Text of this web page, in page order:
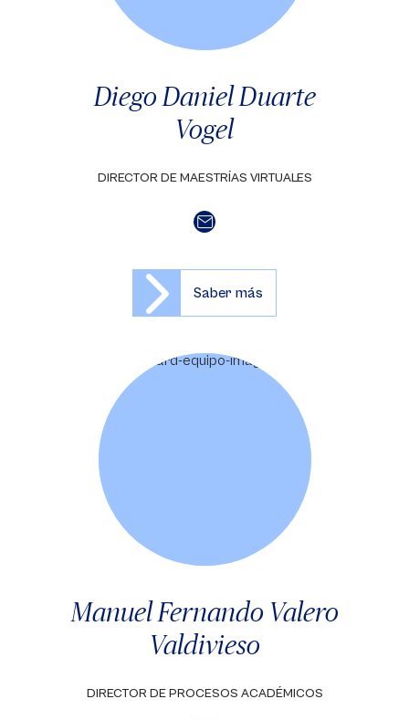
Diego Daniel Duarte
Vogel
DIRECTOR DE MAESTRÍAS VIRTUALES
Saber más
Manuel Fernando Valero
Valdivieso
DIRECTOR DE PROCESOS ACADÉMICOS